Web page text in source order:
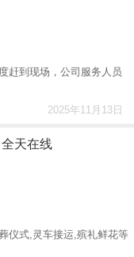
赶到现场，公司服务人员
2025年11月13日
天在线
仪式,灵车接运,殡礼鲜花等